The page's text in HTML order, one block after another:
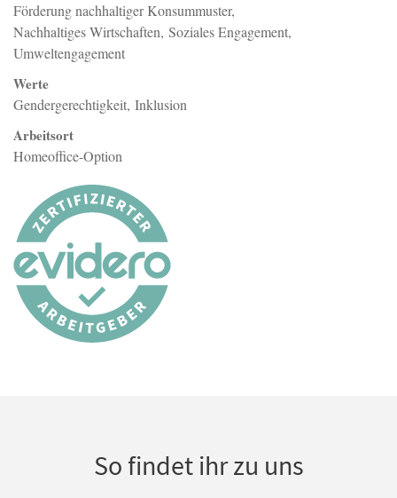
Förderung nachhaltiger Konsummuster
Nachhaltiges Wirtschaften Soziales Engagement
Umweltengagement
Werte
Gendergerechtigkeit Inklusion
Arbeitsort
Homeoffice-Option
So findet ihr zu uns